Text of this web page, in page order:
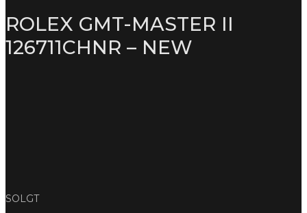
ROLEX GMT-MASTER II
126711CHNR – NEW
SOLGT